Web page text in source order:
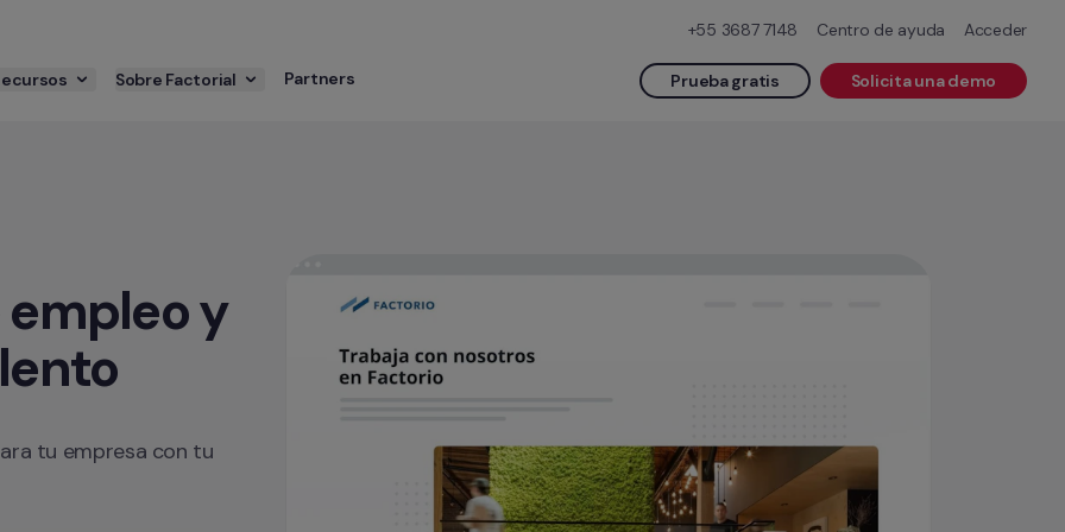
+55 3687 7148 Centro de ayuda Acceder
Sobre Factorial Partners Prueba gratis Solicita una demo
y
tu empresa con tu